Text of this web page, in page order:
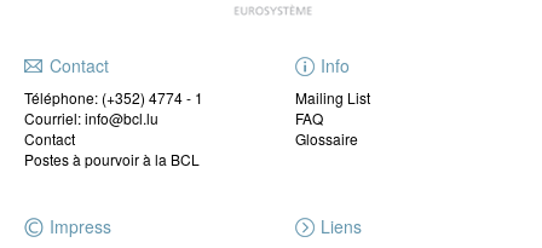
Contact
Téléphone: (+352) 4774 - 1
Courriel: info@bcl.lu
Contact
Postes à pourvoir à la BCL
Info
Mailing List
FAQ
Glossaire
Impress Liens